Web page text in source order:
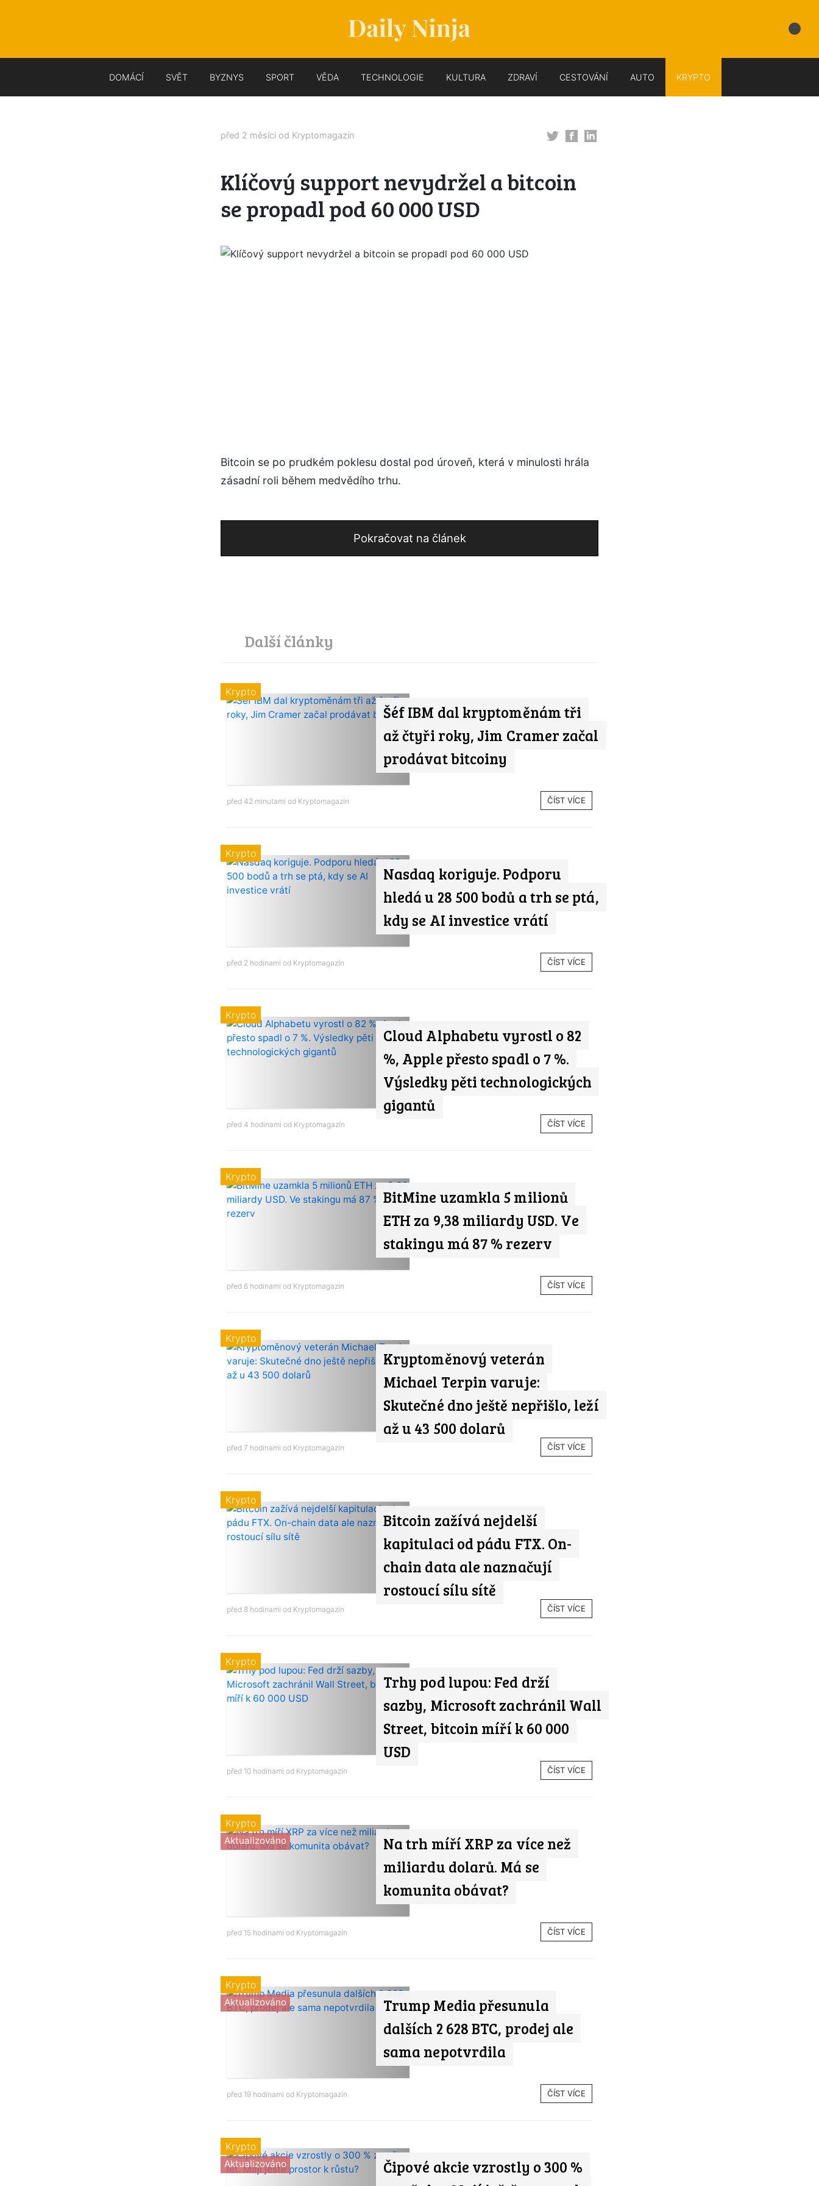
DOMÁCÍ SVĚT BYZNYS SPORT VĚDA TECHNOLOGIE KULTURA ZDRAVÍ CESTOVÁNÍ AUTO KRYPTO
před 2 měsíci od Kryptomagazín
Klíčový support nevydržel a bitcoin
se propadl pod 60 000 USD
Bitcoin se po prudkém poklesu dostal pod úroveň, která v minulosti hrála
zásadní roli během medvědího trhu.
Pokračovat na článek
Další články
Šéf IBM dal kryptoměnám tři
až čtyři roky, Jim Cramer začal
prodávat bitcoiny
Krypto
před 42 minutami od Kryptomagazín ČÍST VÍCE
Nasdaq koriguje. Podporu
hledá u 28 500 bodů a trh se ptá,
kdy se AI investice vrátí
Krypto
před 2 hodinami od Kryptomagazín ČÍST VÍCE
Cloud Alphabetu vyrostl o 82
%, Apple přesto spadl o 7 %.
Výsledky pěti technologických
gigantů
Krypto
před 4 hodinami od Kryptomagazín ČÍST VÍCE
BitMine uzamkla 5 milionů
ETH za 9,38 miliardy USD. Ve
stakingu má 87 % rezerv
Krypto
před 6 hodinami od Kryptomagazín ČÍST VÍCE
Kryptoměnový veterán
Michael Terpin varuje:
Skutečné dno ještě nepřišlo, leží
až u 43 500 dolarů
Krypto
před 7 hodinami od Kryptomagazín ČÍST VÍCE
Bitcoin zažívá nejdelší
kapitulaci od pádu FTX. On-
chain data ale naznačují
rostoucí sílu sítě
Krypto
před 8 hodinami od Kryptomagazín ČÍST VÍCE
Trhy pod lupou: Fed drží
sazby, Microsoft zachránil Wall
Street, bitcoin míří k 60 000
USD
Krypto
před 10 hodinami od Kryptomagazín ČÍST VÍCE
Na trh míří XRP za více než
miliardu dolarů. Má se
komunita obávat?
Aktualizováno
Krypto
před 15 hodinami od Kryptomagazín ČÍST VÍCE
Trump Media přesunula
dalších 2 628 BTC, prodej ale
sama nepotvrdila
Aktualizováno
Krypto
před 19 hodinami od Kryptomagazín ČÍST VÍCE
Čipové akcie vzrostly o 300 %
Aktualizováno
Krypto